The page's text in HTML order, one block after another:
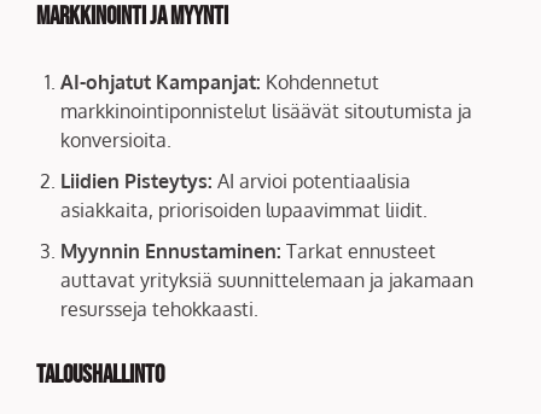
Markkinointi ja Myynti
AI-ohjatut Kampanjat: Kohdennetut
markkinointiponnistelut lisäävät sitoutumista ja
konversioita.
Liidien Pisteytys: AI arvioi potentiaalisia
asiakkaita, priorisoiden lupaavimmat liidit.
Myynnin Ennustaminen: Tarkat ennusteet
auttavat yrityksiä suunnittelemaan ja jakamaan
resursseja tehokkaasti.
Taloushallinto